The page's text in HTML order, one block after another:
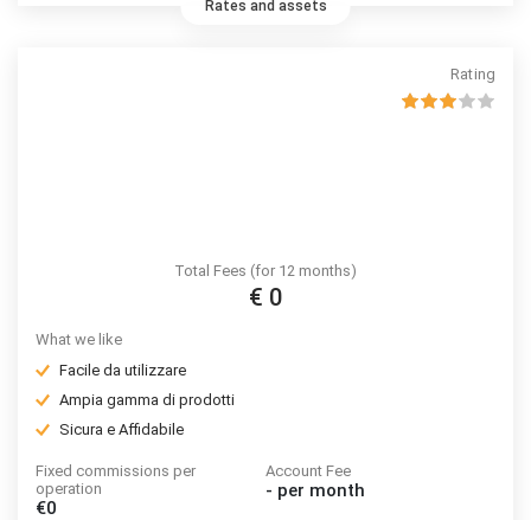
Rates and assets
Rating
Total Fees (for 12 months)
€ 0
What we like
Facile da utilizzare
Ampia gamma di prodotti
Sicura e Affidabile
Fixed commissions per
operation
€0
Account Fee
- per month